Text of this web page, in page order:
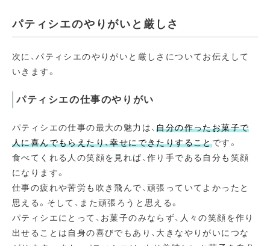
パティシエのやりがいと厳しさ
次に、パティシエのやりがいと厳しさについてお伝えして
いきます。
パティシエの仕事のやりがい
パティシエの仕事の最大の魅力は、自分の作ったお菓子で
人に喜んでもらえたり、幸せにできたりすることです。
食べてくれる人の笑顔を見れば、作り手である自分も笑顔
になります。
仕事の疲れや苦労も吹き飛んで、頑張っていてよかったと
思える。そして、また頑張ろうと思える。
パティシエにとって、お菓子のみならず、人々の笑顔を作り
出せることは自身の喜びでもあり、大きなやりがいにつな